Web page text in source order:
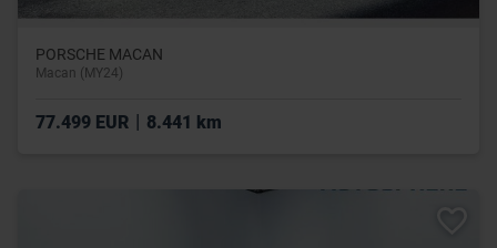
PORSCHE MACAN
Macan (MY24)
77.499 EUR | 8.441 km